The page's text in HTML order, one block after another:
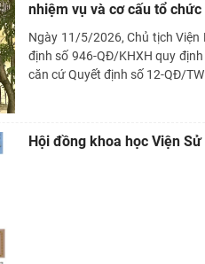
nhiệm vụ và cơ cấu tổ
Ngày 11/5/2026, Chủ tịch Viện
định số 946-QĐ/KHXH quy
căn cứ Quyết định số 12-QĐ/
Hội đồng khoa học Viện Sử